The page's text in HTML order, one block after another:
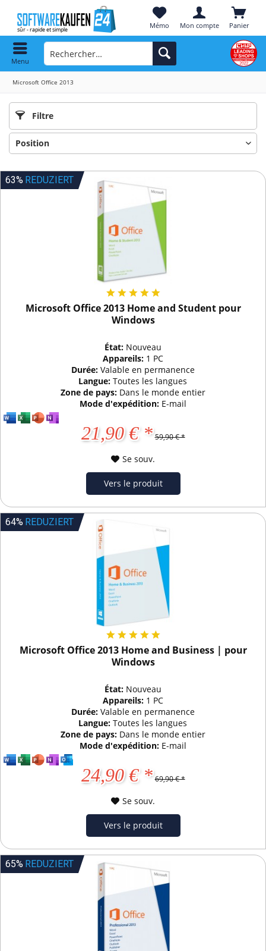
Panier
Mémo Mon compte
Menu
Microsoft Office 2013
Filtre
63% REDUZIERT
Microsoft Office 2013 Home and Student pour
Windows
État: Nouveau
Appareils: 1 PC
Durée: Valable en permanence
Langue:Toutes les langues
Zone de pays: Dans le monde entier
Mode d'expédition: E-mail
21,90 € * 59,90 € *
Se souv.
Vers le produit
64% REDUZIERT
Microsoft Office 2013 Home and Business | pour
Windows
État: Nouveau
Appareils: 1 PC
Durée: Valable en permanence
Langue:Toutes les langues
Zone de pays: Dans le monde entier
Mode d'expédition: E-mail
24,90 € * 69,90 € *
Se souv.
Vers le produit
65% REDUZIERT